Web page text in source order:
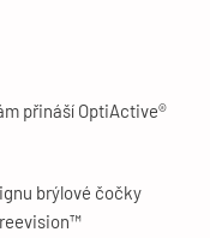
přináší OptiActive®
brýlové čočky